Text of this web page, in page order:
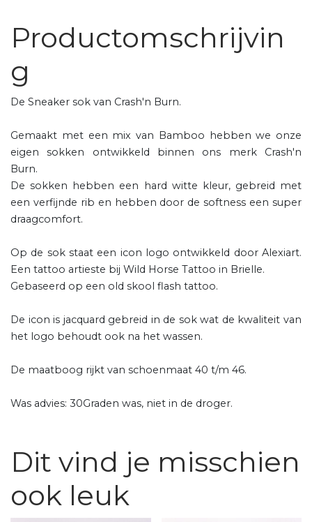
Productomschrijvin
g
De Sneaker sok van Crash'n Burn.
Gemaakt met een mix van Bamboo hebben we onze
eigen sokken ontwikkeld binnen ons merk Crash'n
Burn.
De sokken hebben een hard witte kleur, gebreid met
een verfijnde rib en hebben door de softness een super
draagcomfort.
Op de sok staat een icon logo ontwikkeld door Alexiart.
Een tattoo artieste bij Wild Horse Tattoo in Brielle.
Gebaseerd op een old skool flash tattoo.
De icon is jacquard gebreid in de sok wat de kwaliteit van
het logo behoudt ook na het wassen.
De maatboog rijkt van schoenmaat 40 t/m 46.
Was advies: 30Graden was, niet in de droger.
Dit vind je misschien
ook leuk